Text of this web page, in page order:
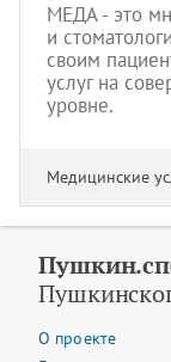
МЕДА - это
и
своим
услуг на
уровне.
Медицинские
О проекте